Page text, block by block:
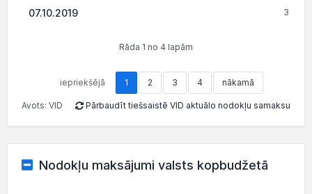
07.10.2019 3
Rāda 1 no 4 lapām
iepriekšējā 1 2 3 4 nākamā
Avots: VID Pārbaudīt tiešsaistē VID aktuālo nodokļu samaksu
Nodokļu maksājumi valsts kopbudžetā